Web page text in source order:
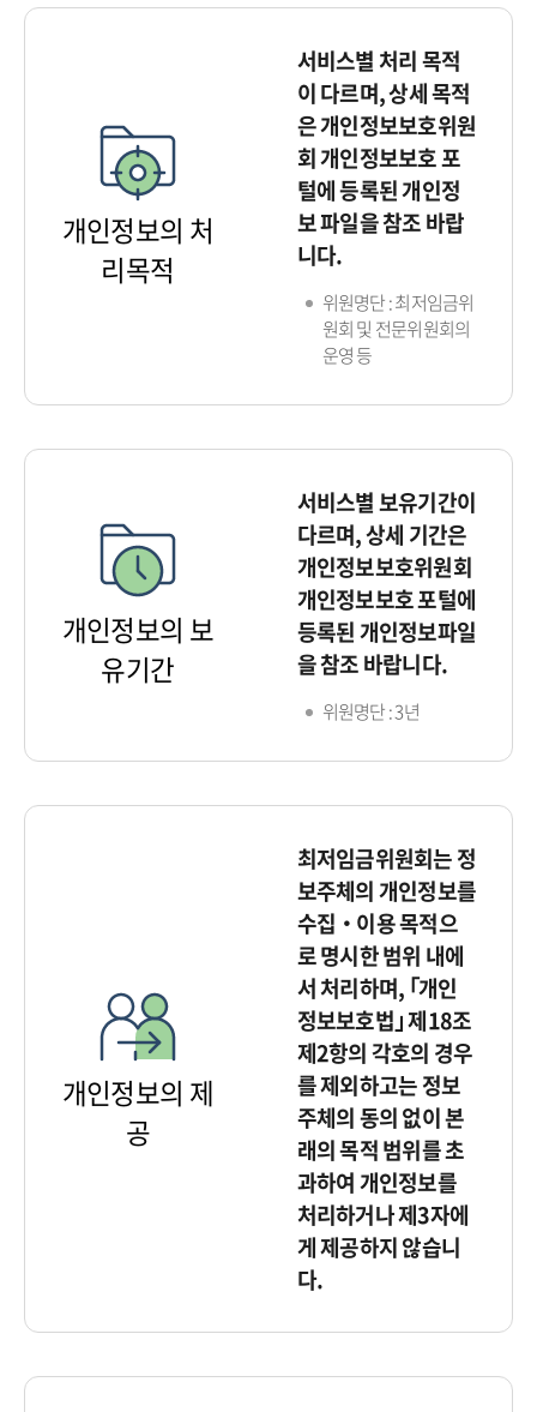
개인정보의 처
리목적
서비스별 처리 목적
이 다르며, 상세 목적
은 개인정보보호위원
회 개인정보보호 포
털에 등록된 개인정
보 파일을 참조 바랍
니다.
위원명단 : 최저임금위
원회 및 전문위원회의
운영 등
개인정보의 보
유기간
서비스별 보유기간이
다르며, 상세 기간은
개인정보보호위원회
개인정보보호 포털에
등록된 개인정보파일
을 참조 바랍니다.
위원명단 : 3년
개인정보의 제
공
최저임금위원회는 정
보주체의 개인정보를
수집‧이용 목적으
로 명시한 범위 내에
서 처리하며, ｢개인
정보보호법｣ 제18조
제2항의 각호의 경우
를 제외하고는 정보
주체의 동의 없이 본
래의 목적 범위를 초
과하여 개인정보를
처리하거나 제3자에
게 제공하지 않습니
다.